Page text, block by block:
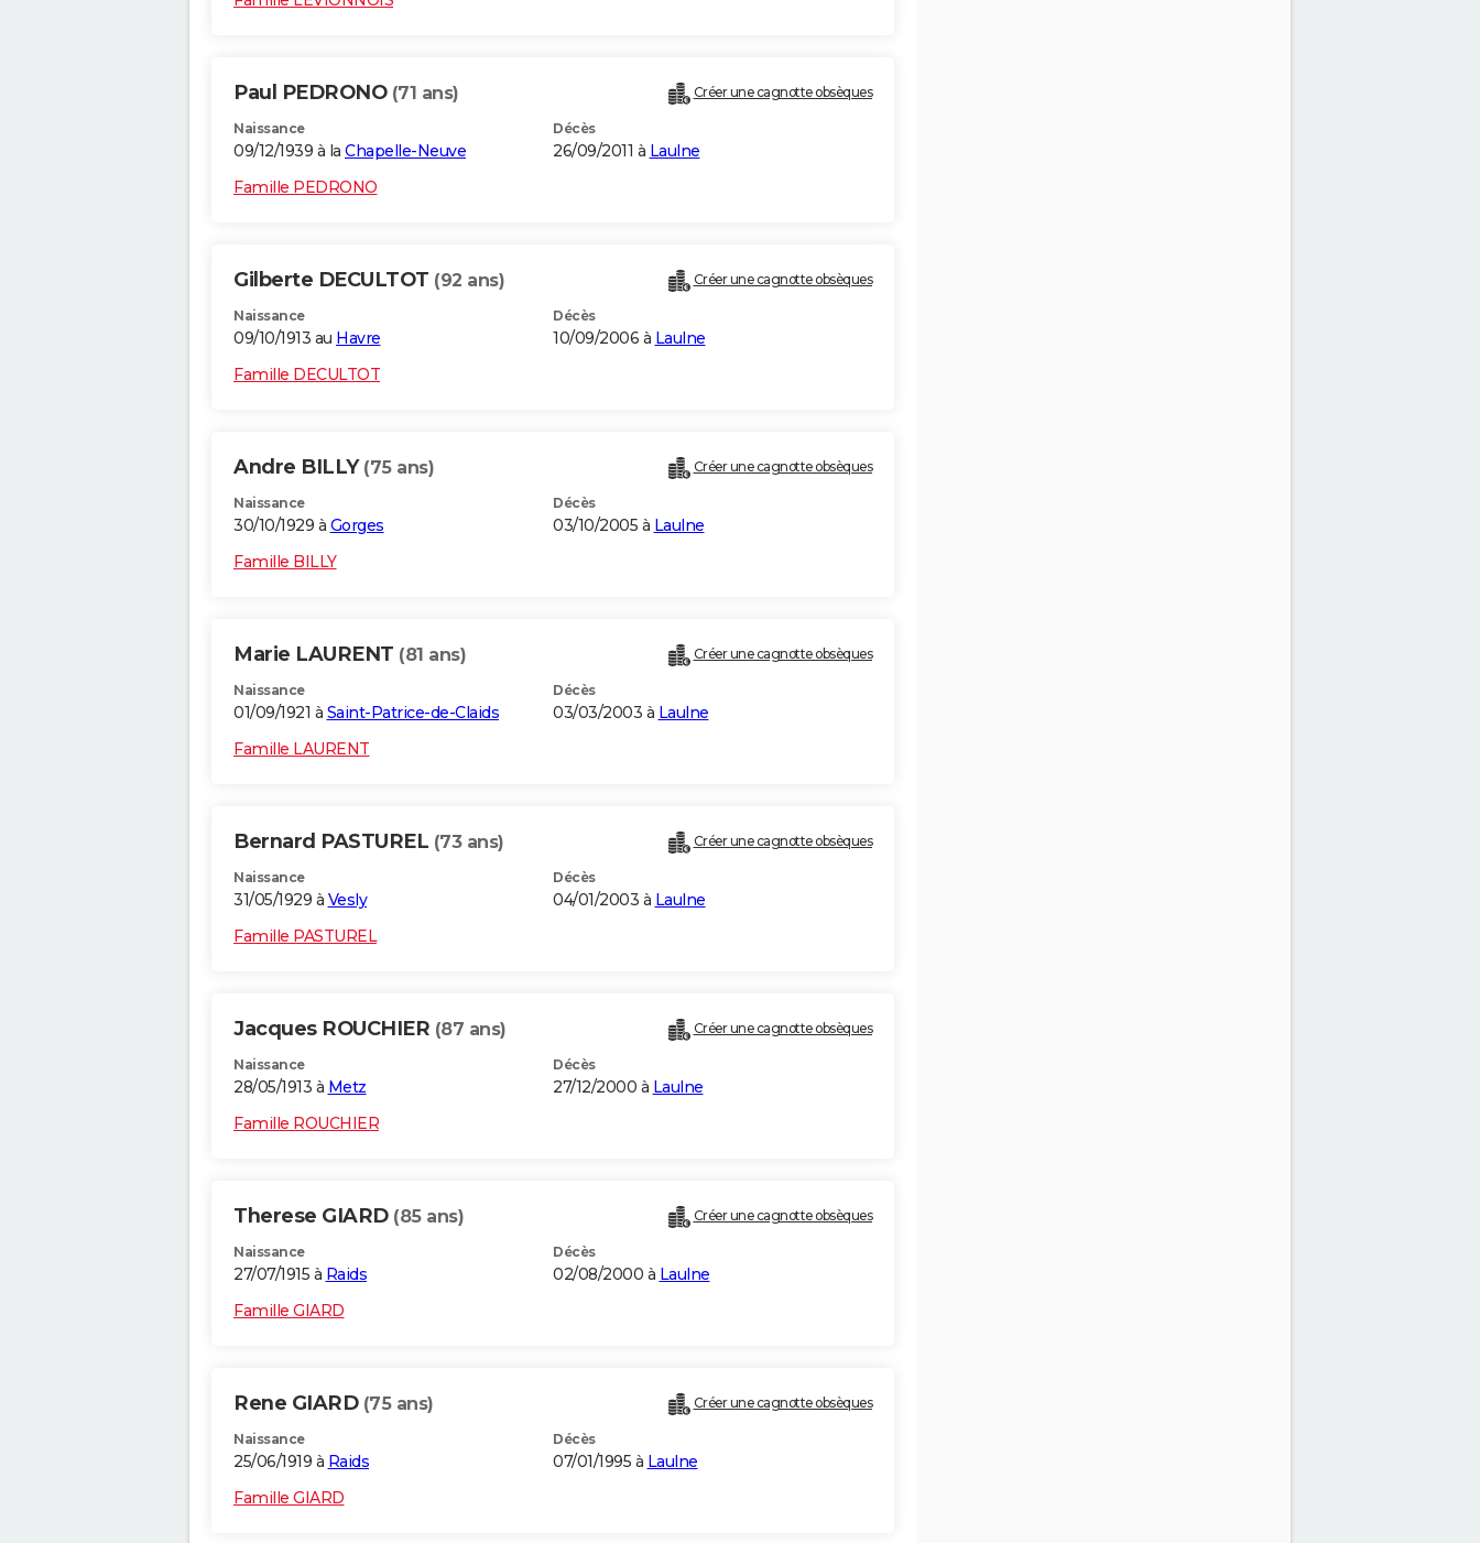
Paul PEDRONO (71 ans) Créer une cagnotte obsèques
Naissance
09/12/1939 à la Chapelle-Neuve
Décès
26/09/2011 à Laulne
Famille PEDRONO
Gilberte DECULTOT (92 ans) Créer une cagnotte obsèques
Naissance
09/10/1913 au Havre
Décès
10/09/2006 à Laulne
Famille DECULTOT
Andre BILLY (75 ans) Créer une cagnotte obsèques
Naissance
30/10/1929 à Gorges
Décès
03/10/2005 à Laulne
Famille BILLY
Marie LAURENT (81 ans) Créer une cagnotte obsèques
Naissance
01/09/1921 à Saint-Patrice-de-Claids
Décès
03/03/2003 à Laulne
Famille LAURENT
Bernard PASTUREL (73 ans) Créer une cagnotte obsèques
Naissance
31/05/1929 à Vesly
Décès
04/01/2003 à Laulne
Famille PASTUREL
Jacques ROUCHIER (87 ans) Créer une cagnotte obsèques
Naissance
28/05/1913 à Metz
Décès
27/12/2000 à Laulne
Famille ROUCHIER
Therese GIARD (85 ans) Créer une cagnotte obsèques
Naissance
27/07/1915 à Raids
Décès
02/08/2000 à Laulne
Famille GIARD
Rene GIARD (75 ans) Créer une cagnotte obsèques
Naissance
25/06/1919 à Raids
Décès
07/01/1995 à Laulne
Famille GIARD